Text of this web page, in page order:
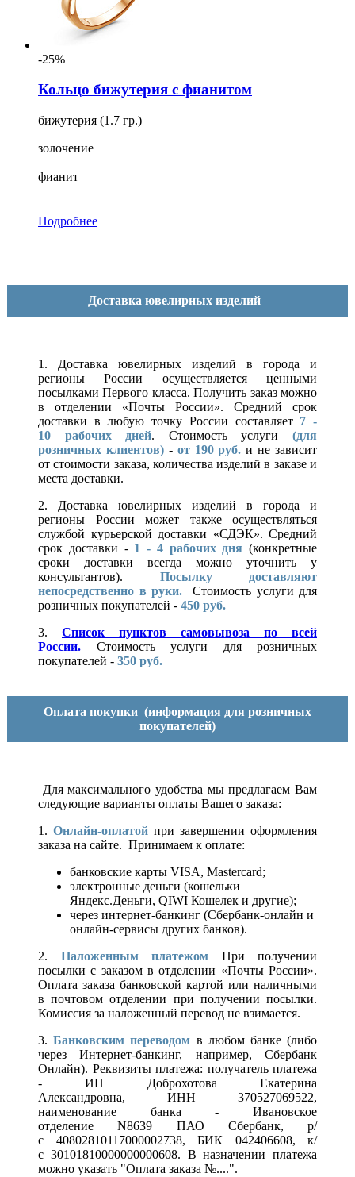
-25%
Кольцо бижутерия с фианитом
бижутерия (1.7 гр.)
золочение
фианит
Подробнее
Доставка ювелирных изделий
1. Доставка ювелирных изделий в города и
регионы России осуществляется ценными
посылками Первого класса. Получить заказ можно
в отделении «Почты России». Средний срок
доставки в любую точку России составляет 7 -
10 рабочих дней. Стоимость услуги(для
розничных клиентов)- от 190 руб. и не зависит
от стоимости заказа, количества изделий в заказе и
места доставки.
2. Доставка ювелирных изделий в города и
регионы России может также осуществляться
службой курьерской доставки «СДЭК». Средний
срок доставки - 1 - 4 рабочих дня (конкретные
сроки доставки всегда можно уточнить у
консультантов). Посылку доставляют
непосредственно в руки.
Стоимость услуги для
розничных покупателей - 450 руб.
3. Список пунктов самовывоза по всей
России.
Стоимость услуги для розничных
покупателей - 350 руб.
Оплата покупки (информация для розничных
покупателей)
Для максимального удобства мы предлагаем Вам
следующие варианты оплаты Вашего заказа:
1. Онлайн-оплатой при завершении оформления
заказа на сайте. Принимаем к оплате:
банковские карты VISA, Mastercard;
электронные деньги (кошельки
Яндекс.Деньги, QIWI Кошелек и другие);
через интернет-банкинг (Сбербанк-онлайн и
онлайн-сервисы других банков).
2. Наложенным платежом При получении
посылки с заказом в отделении «Почты России».
Оплата заказа банковской картой или наличными
в почтовом отделении при получении посылки.
Комиссия за наложенный перевод не взимается.
3.Банковским переводом в любом банке (либо
через Интернет-банкинг, например, Сбербанк
Онлайн). Реквизиты платежа: получатель платежа
- ИП Доброхотова Екатерина
Александровна, ИНН 370527069522,
наименование банка - Ивановское
отделение N8639 ПАО Сбербанк, р/
с 40802810117000002738, БИК 042406608, к/
с 30101810000000000608. В назначении платежа
можно указать "Оплата заказа №....".